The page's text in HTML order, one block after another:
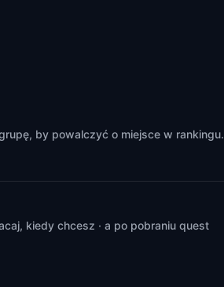
by powalczyć o miejsce w rankingu.
kiedy chcesz · a po pobraniu quest